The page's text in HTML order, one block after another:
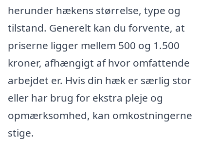
herunder hækens størrelse, type og
tilstand. Generelt kan du forvente, at
priserne ligger mellem 500 og 1.500
kroner, afhængigt af hvor omfattende
arbejdet er. Hvis din hæk er særlig stor
eller har brug for ekstra pleje og
opmærksomhed, kan omkostningerne
stige.